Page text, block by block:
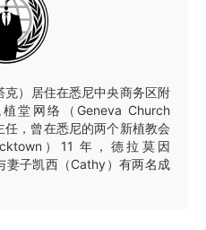
克）居住在悉尼中央商务区附
堂网络（Geneva Church
，曾在悉尼的两个新植教会
）11 年，德拉莫因
妻子凯西（Cathy）有两名成